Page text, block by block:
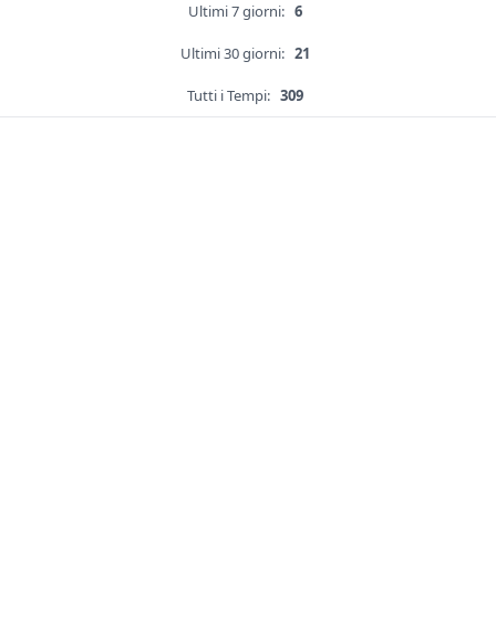
Ultimi 7 giorni: 6
Ultimi 30 giorni: 21
Tutti i Tempi: 309